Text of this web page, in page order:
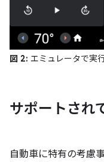
図 2: エミュレータで実
サポートされ
自動車に特有の考慮